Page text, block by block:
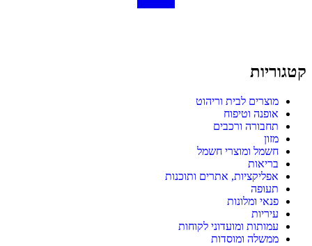
קטגוריות
מוצרים לבית וריהוט
אופנה וטיפוח
תחבורה ורכבים
מזון
חשמל ומוצרי חשמל
בריאות
אפליקציות, אתרים ותוכנות
תעופה
פנאי ומלונות
עיריות
עמותות ומועדוני לקוחות
ממשלה ומוסדות